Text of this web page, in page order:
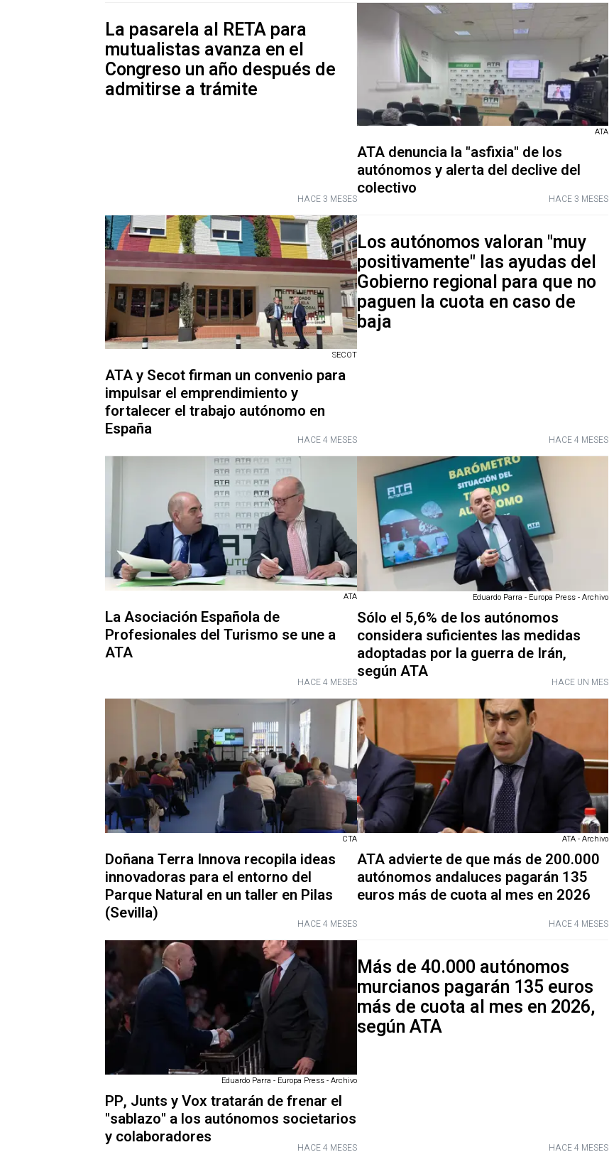
La pasarela al RETA para
mutualistas avanza en el
Congreso un año después de
admitirse a trámite
HACE 3 MESES
ATA
ATA denuncia la "asfixia" de los
autónomos y alerta del declive del
colectivo
HACE 3 MESES
SECOT
ATA y Secot firman un convenio para
impulsar el emprendimiento y
fortalecer el trabajo autónomo en
España
HACE 4 MESES
Los autónomos valoran "muy
positivamente" las ayudas del
Gobierno regional para que no
paguen la cuota en caso de
baja
HACE 4 MESES
ATA
La Asociación Española de
Profesionales del Turismo se une a
ATA
HACE 4 MESES
Eduardo Parra - Europa Press - Archivo
Sólo el 5,6% de los autónomos
considera suficientes las medidas
adoptadas por la guerra de Irán,
según ATA
HACE UN MES
CTA
Doñana Terra Innova recopila ideas
innovadoras para el entorno del
Parque Natural en un taller en Pilas
(Sevilla)
HACE 4 MESES
ATA - Archivo
ATA advierte de que más de 200.000
autónomos andaluces pagarán 135
euros más de cuota al mes en 2026
HACE 4 MESES
Eduardo Parra - Europa Press - Archivo
PP, Junts y Vox tratarán de frenar el
"sablazo" a los autónomos societarios
y colaboradores
HACE 4 MESES
Más de 40.000 autónomos
murcianos pagarán 135 euros
más de cuota al mes en 2026,
según ATA
HACE 4 MESES